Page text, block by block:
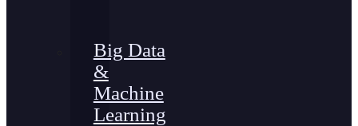
Big Data
&
Machine
Learning